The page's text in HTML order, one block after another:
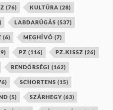
(76) KULTÚRA (28)
LABDARÚGÁS (537)
(6) MEGHÍVÓ (7)
PZ (116) PZ.KISSZ (26)
RENDŐRSÉGI (162)
SCHORTENS (15)
(5) SZÁRHEGY (63)